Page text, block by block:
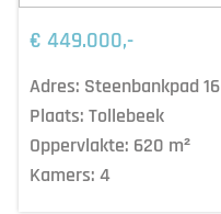
€ 449.000,-
Adres: Steenbankpad 16
Plaats: Tollebeek
Oppervlakte: 620 m²
Kamers: 4